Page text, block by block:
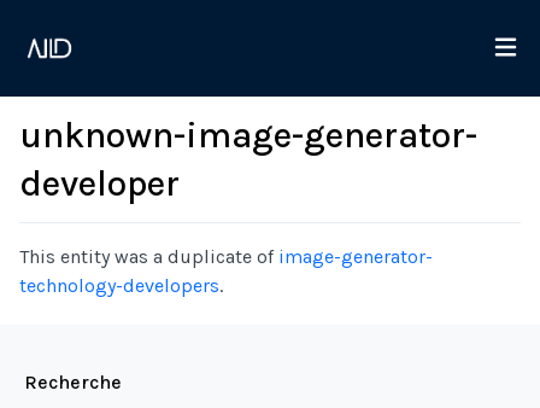
unknown-image-generator-
developer
This entity was a duplicate of image-generator-
technology-developers.
Recherche